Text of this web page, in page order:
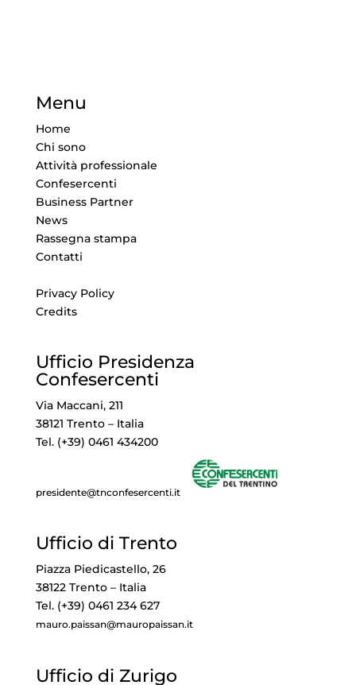
Menu
Home
Chi sono
Attività professionale
Confesercenti
Business Partner
News
Rassegna stampa
Contatti
Privacy Policy
Credits
Ufficio Presidenza
Confesercenti
Via Maccani, 211
38121 Trento – Italia
Tel. (+39) 0461 434200
presidente@tnconfesercenti.it
Ufficio di Trento
Piazza Piedicastello, 26
38122 Trento – Italia
Tel. (+39) 0461 234 627
mauro.paissan@mauropaissan.it
Ufficio di Zurigo